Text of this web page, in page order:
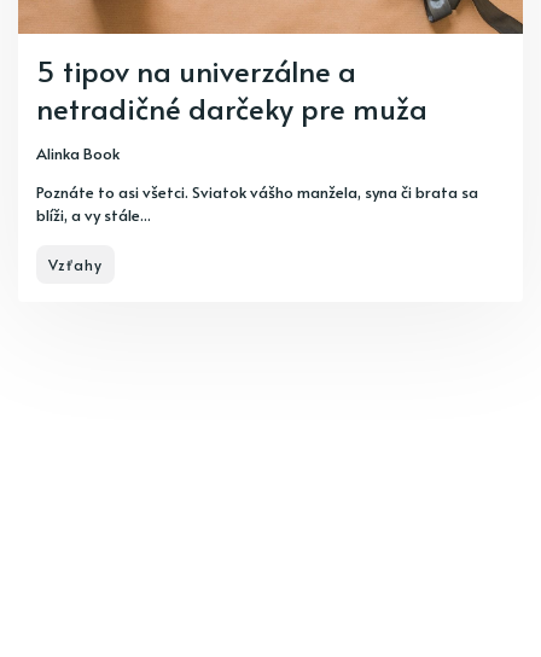
5 tipov na univerzálne a
netradičné darčeky pre muža
Alinka Book
Poznáte to asi všetci. Sviatok vášho manžela, syna či brata sa
blíži, a vy stále...
Vzťahy